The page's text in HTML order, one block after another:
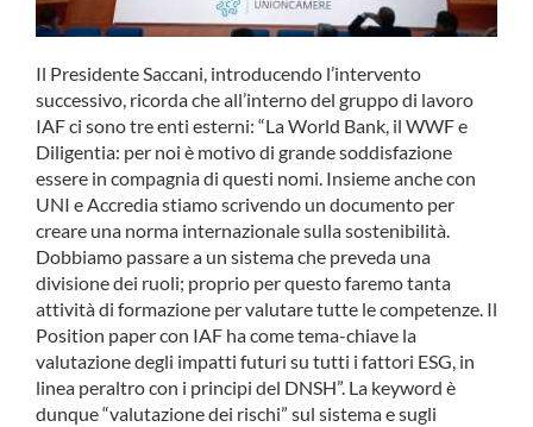
Il Presidente Saccani, introducendo l’intervento
successivo, ricorda che all’interno del gruppo di lavoro
IAF ci sono tre enti esterni: “La World Bank, il WWF e
Diligentia: per noi è motivo di grande soddisfazione
essere in compagnia di questi nomi. Insieme anche con
UNI e Accredia stiamo scrivendo un documento per
creare una norma internazionale sulla sostenibilità.
Dobbiamo passare a un sistema che preveda una
divisione dei ruoli; proprio per questo faremo tanta
attività di formazione per valutare tutte le competenze. Il
Position paper con IAF ha come tema-chiave la
valutazione degli impatti futuri su tutti i fattori ESG, in
linea peraltro con i principi del DNSH”. La keyword è
dunque “valutazione dei rischi” sul sistema e sugli